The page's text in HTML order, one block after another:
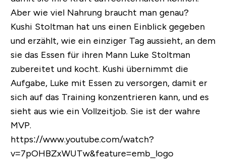
Aber wie viel Nahrung braucht man genau?
Kushi Stoltman hat uns einen Einblick gegeben
und erzählt, wie ein einziger Tag aussieht, an dem
sie das Essen für ihren Mann Luke Stoltman
zubereitet und kocht. Kushi übernimmt die
Aufgabe, Luke mit Essen zu versorgen, damit er
sich auf das Training konzentrieren kann, und es
sieht aus wie ein Vollzeitjob. Sie ist der wahre
MVP.
https://www.youtube.com/watch?
v=7pOHBZxWUTw&feature=emb_logo